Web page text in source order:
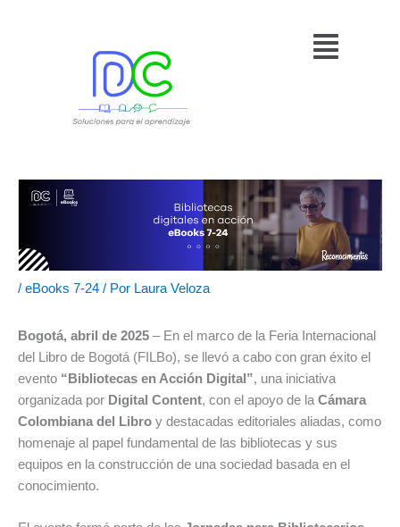
Menú
/ eBooks 7-24 / Por Laura Veloza
Bogotá, abril de 2025 – En el marco de la Feria Internacional
del Libro de Bogotá (FILBo), se llevó a cabo con gran éxito el
evento “Bibliotecas en Acción Digital”, una iniciativa
organizada por Digital Content, con el apoyo de la Cámara
Colombiana del Libro y destacadas editoriales aliadas, como
homenaje al papel fundamental de las bibliotecas y sus
equipos en la construcción de una sociedad basada en el
conocimiento.